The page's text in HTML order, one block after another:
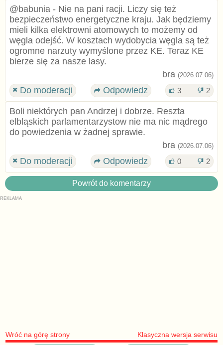
@babunia - Nie na pani racji. Liczy się też
bezpieczeństwo energetyczne kraju. Jak będziemy
mieli kilka elektrowni atomowych to możemy od
węgla odejść. W kosztach wydobycia węgla są też
ogromne narzuty wymyślone przez KE. Teraz KE
bierze się za nasze lasy.
bra (2026.07.06)
Do moderacji Odpowiedz 3 2
Boli niektórych pan Andrzej i dobrze. Reszta
elbląskich parlamentarzystow nie ma nic mądrego
do powiedzenia w żadnej sprawie.
bra (2026.07.06)
Do moderacji Odpowiedz 0 2
Powrót do komentarzy
Wróć na górę strony Klasyczna wersja serwisu